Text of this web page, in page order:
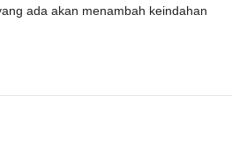
ada akan menambah keindahan